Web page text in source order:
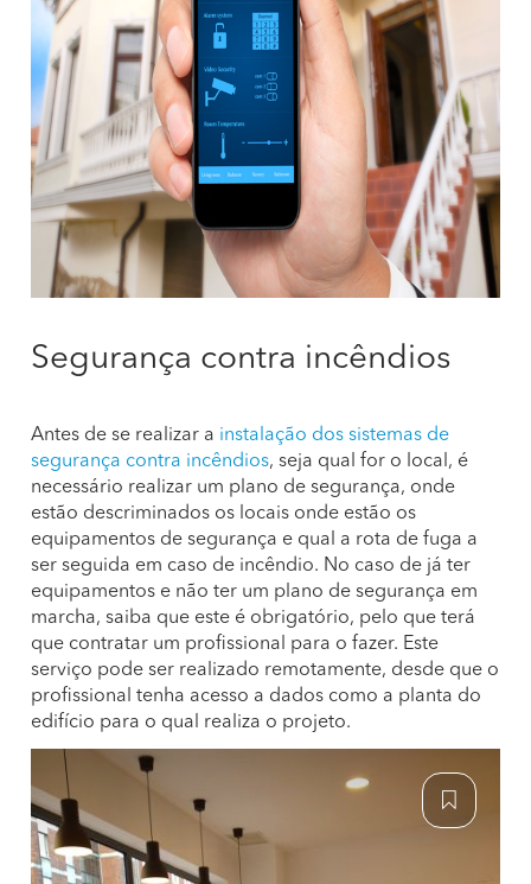
Segurança contra incêndios
Antes de se realizar a instalação dos sistemas de
segurança contra incêndios, seja qual for o local, é
necessário realizar um plano de segurança, onde
estão descriminados os locais onde estão os
equipamentos de segurança e qual a rota de fuga a
ser seguida em caso de incêndio. No caso de já ter
equipamentos e não ter um plano de segurança em
marcha, saiba que este é obrigatório, pelo que terá
que contratar um profissional para o fazer. Este
serviço pode ser realizado remotamente, desde que o
profissional tenha acesso a dados como a planta do
edifício para o qual realiza o projeto.